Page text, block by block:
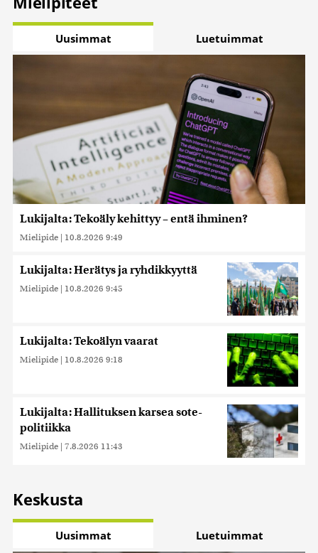
Uusimmat Luetuimmat
Lukijalta: Tekoäly kehittyy – entä ihminen?
Mielipide | 10.8.2026 9:49
Lukijalta: Herätys ja ryhdikkyyttä
Mielipide | 10.8.2026 9:45
Lukijalta: Tekoälyn vaarat
Mielipide | 10.8.2026 9:18
Lukijalta: Hallituksen karsea sote-
politiikka
Mielipide | 7.8.2026 11:43
Keskusta
Uusimmat Luetuimmat